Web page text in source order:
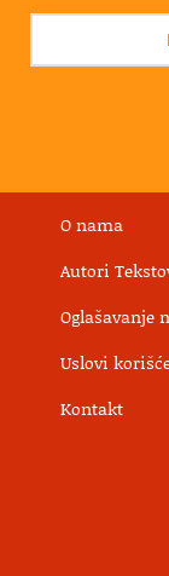
O nama
Autori
Oglašavanje
Uslovi
Kontakt